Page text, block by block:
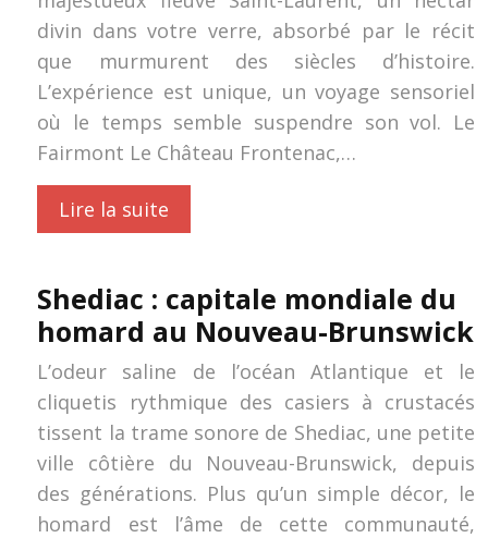
divin dans votre verre, absorbé par le récit
que murmurent des siècles d’histoire.
L’expérience est unique, un voyage sensoriel
où le temps semble suspendre son vol. Le
Fairmont Le Château Frontenac,…
Lire la suite
Shediac : capitale mondiale du
homard au Nouveau-Brunswick
L’odeur saline de l’océan Atlantique et le
cliquetis rythmique des casiers à crustacés
tissent la trame sonore de Shediac, une petite
ville côtière du Nouveau-Brunswick, depuis
des générations. Plus qu’un simple décor, le
homard est l’âme de cette communauté,